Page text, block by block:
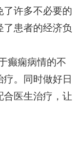
了许多不必要的
患者的经济负
癫痫病情的不
。同时做好日
合医生治疗，让